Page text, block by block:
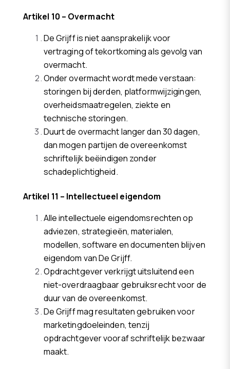
Artikel 10 – Overmacht
De Grijff is niet aansprakelijk voor
vertraging of tekortkoming als gevolg van
overmacht.
Onder overmacht wordt mede verstaan:
storingen bij derden, platformwijzigingen,
overheidsmaatregelen, ziekte en
technische storingen.
Duurt de overmacht langer dan 30 dagen,
dan mogen partijen de overeenkomst
schriftelijk beëindigen zonder
schadeplichtigheid.
Artikel 11 – Intellectueel eigendom
Alle intellectuele eigendomsrechten op
adviezen, strategieën, materialen,
modellen, software en documenten blijven
eigendom van De Grijff.
Opdrachtgever verkrijgt uitsluitend een
niet-overdraagbaar gebruiksrecht voor de
duur van de overeenkomst.
De Grijff mag resultaten gebruiken voor
marketingdoeleinden, tenzij
opdrachtgever vooraf schriftelijk bezwaar
maakt.